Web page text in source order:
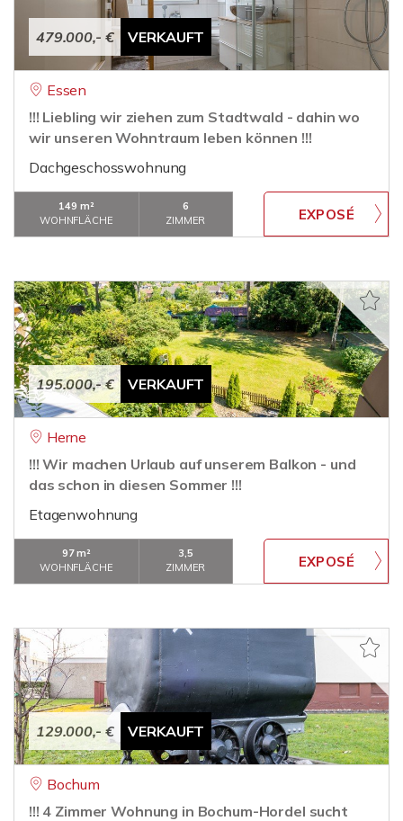
479.000,- € VERKAUFT
Essen
!!! Liebling wir ziehen zum Stadtwald - dahin wo
wir unseren Wohntraum leben können !!!
Dachgeschosswohnung
149 m²
WOHNFLÄCHE
6
ZIMMER
195.000,- € VERKAUFT
Herne
!!! Wir machen Urlaub auf unserem Balkon - und
das schon in diesen Sommer !!!
Etagenwohnung
97 m²
WOHNFLÄCHE
3,5
ZIMMER
129.000,- € VERKAUFT
Bochum
!!! 4 Zimmer Wohnung in Bochum-Hordel sucht